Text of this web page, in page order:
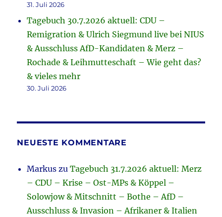
31. Juli 2026
Tagebuch 30.7.2026 aktuell: CDU –
Remigration & Ulrich Siegmund live bei NIUS
& Ausschluss AfD-Kandidaten & Merz –
Rochade & Leihmutteschaft – Wie geht das?
& vieles mehr
30. Juli 2026
NEUESTE KOMMENTARE
Markus zuTagebuch 31.7.2026 aktuell: Merz
– CDU – Krise – Ost-MPs & Köppel –
Solowjow & Mitschnitt – Bothe – AfD –
Ausschluss & Invasion – Afrikaner & Italien